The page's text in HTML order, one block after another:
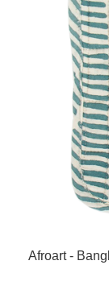
Afroart -